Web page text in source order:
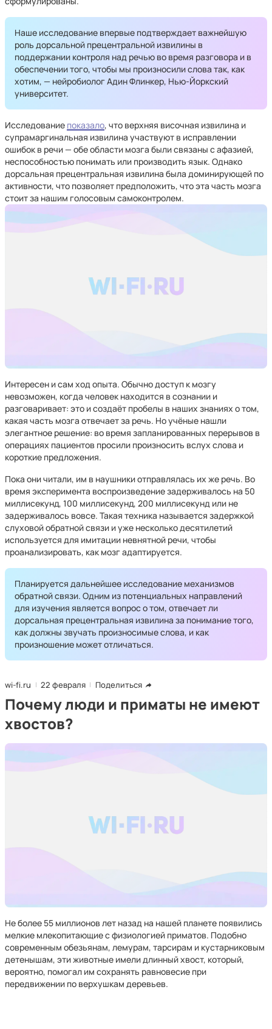
Наше исследование впервые подтверждает важнейшую
роль дорсальной прецентральной извилины в
поддержании контроля над речью во время разговора и в
обеспечении того, чтобы мы произносили слова так, как
хотим, — нейробиолог Адин Флинкер, Нью-Йоркский
университет.
Исследование показало, что верхняя височная извилина и
супрамаргинальная извилина участвуют в исправлении
ошибок в речи — обе области мозга были связаны с афазией,
неспособностью понимать или производить язык. Однако
дорсальная прецентральная извилина была доминирующей по
активности, что позволяет предположить, что эта часть мозга
стоит за нашим голосовым самоконтролем.
Интересен и сам ход опыта. Обычно доступ к мозгу
невозможен, когда человек находится в сознании и
разговаривает: это и создаёт пробелы в наших знаниях о том,
какая часть мозга отвечает за речь. Но учёные нашли
элегантное решение: во время запланированных перерывов в
операциях пациентов просили произносить вслух слова и
короткие предложения.
Пока они читали, им в наушники отправлялась их же речь. Во
время эксперимента воспроизведение задерживалось на 50
миллисекунд, 100 миллисекунд, 200 миллисекунд или не
задерживалось вовсе. Такая техника называется задержкой
слуховой обратной связи и уже несколько десятилетий
используется для имитации невнятной речи, чтобы
проанализировать, как мозг адаптируется.
Планируется дальнейшее исследование механизмов
обратной связи. Одним из потенциальных направлений
для изучения является вопрос о том, отвечает ли
дорсальная прецентральная извилина за понимание того,
как должны звучать произносимые слова, и как
произношение может отличаться.
wi-fi.ru 22 февраля Поделиться
Почему люди и приматы не имеют
хвостов?
Не более 55 миллионов лет назад на нашей планете появились
мелкие млекопитающие с физиологией приматов. Подобно
современным обезьянам, лемурам, тарсирам и кустарниковым
детенышам, эти животные имели длинный хвост, который,
вероятно, помогал им сохранять равновесие при
передвижении по верхушкам деревьев.